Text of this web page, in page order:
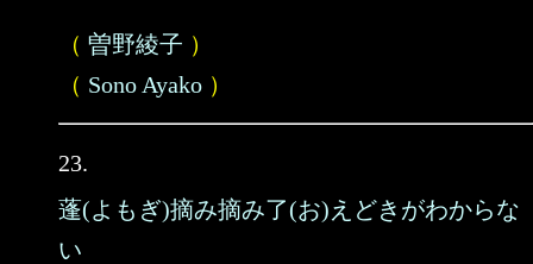
（ 曽野綾子 ）
（ Sono Ayako ）
23.
蓬(よもぎ)摘み摘み了(お)えどきがわからな
い